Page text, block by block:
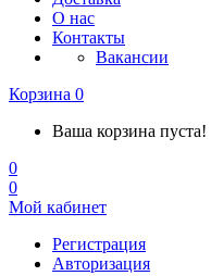
О нас
Контакты
Вакансии
Корзина 0
Ваша корзина пуста!
0
0
Мой кабинет
Регистрация
Авторизация